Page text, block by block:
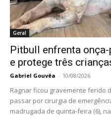
Geral
Pitbull enfrenta
e protege três
Gabriel Gouvêa - 10/08/2026
Ragnar ficou gravemente ferido
passar por cirurgia de
madrugada de quinta-feira (6),